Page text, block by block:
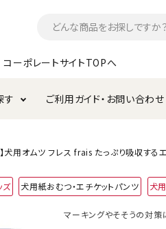
コーポレートサイトTOPへ
お手入れ・ケア用品
サークル・ケージ
トイレタリー・消臭剤
キャリーバッグ
極上
けりぐるみ特集
す ご利用ガイド・お問い合わせ
ご注文方法について
犬用オムツ フレス frais たっぷり吸収す
ズ 犬用紙おむつ・エチケットパンツ 犬
マーキングやそそうの対策